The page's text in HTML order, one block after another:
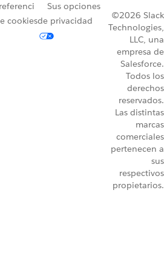
cookies
Sus opciones
de privacidad
©2026 Slack
Technologies,
LLC, una
empresa de
Salesforce.
Todos los
derechos
reservados.
Las distintas
marcas
comerciales
pertenecen a
sus
respectivos
propietarios.